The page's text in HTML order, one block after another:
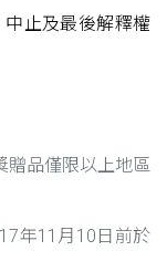
止及最後解釋權
贈品僅限以上地區
年11月10日前於